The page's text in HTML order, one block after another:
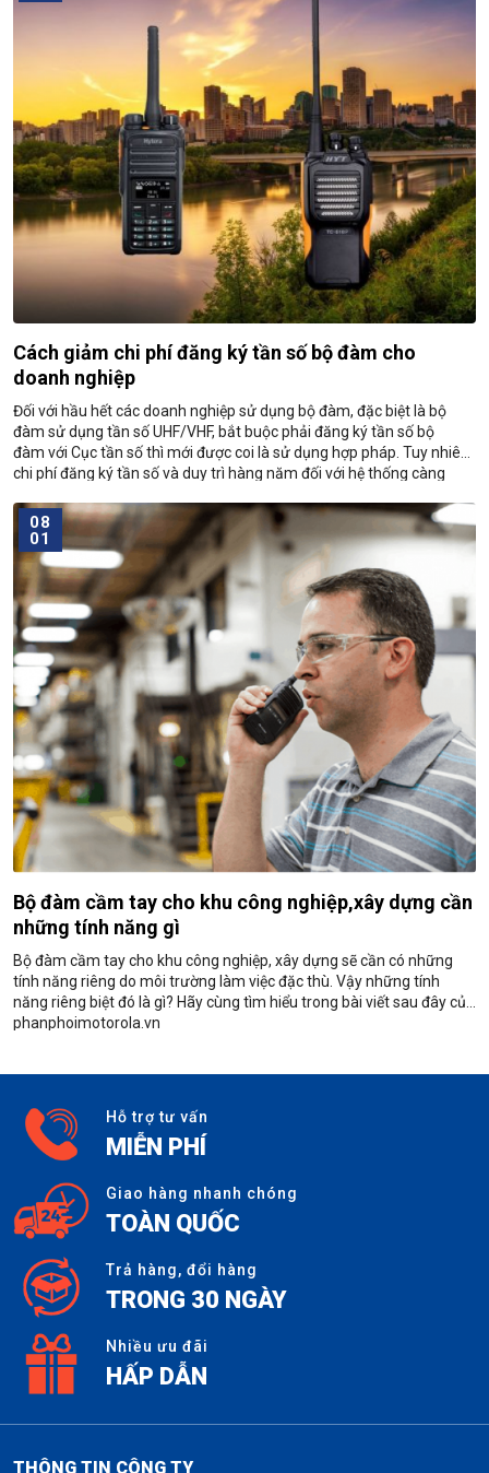
Cách giảm chi phí đăng ký tần số bộ đàm cho
doanh nghiệp
Đối với hầu hết các doanh nghiệp sử dụng bộ đàm, đặc biệt là bộ
đàm sử dụng tần số UHF/VHF, bắt buộc phải đăng ký tần số bộ
đàm với Cục tần số thì mới được coi là sử dụng hợp pháp. Tuy nhiên,
chi phí đăng ký tần số và duy trì hàng năm đối với hệ thống càng
số cũng càng lúc càng khó.
08
01
Bộ đàm cầm tay cho khu công nghiệp,xây dựng cần
những tính năng gì
Bộ đàm cầm tay cho khu công nghiệp, xây dựng sẽ cần có những
tính năng riêng do môi trường làm việc đặc thù. Vậy những tính
năng riêng biệt đó là gì? Hãy cùng tìm hiểu trong bài viết sau đây của
phanphoimotorola.vn
Hỗ trợ tư vấn
MIỄN PHÍ
Giao hàng nhanh chóng
TOÀN QUỐC
Trả hàng, đổi hàng
TRONG 30 NGÀY
Nhiều ưu đãi
HẤP DẪN
THÔNG TIN CÔNG TY